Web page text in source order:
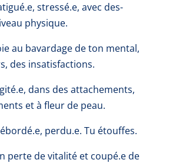
stressé.e, avec des-
physique.
au bavardage de ton mental,
des insatisfactions.
dans des attachements,
et à fleur de peau.
perdu.e. Tu étouffes.
perte de vitalité et coupé.e de